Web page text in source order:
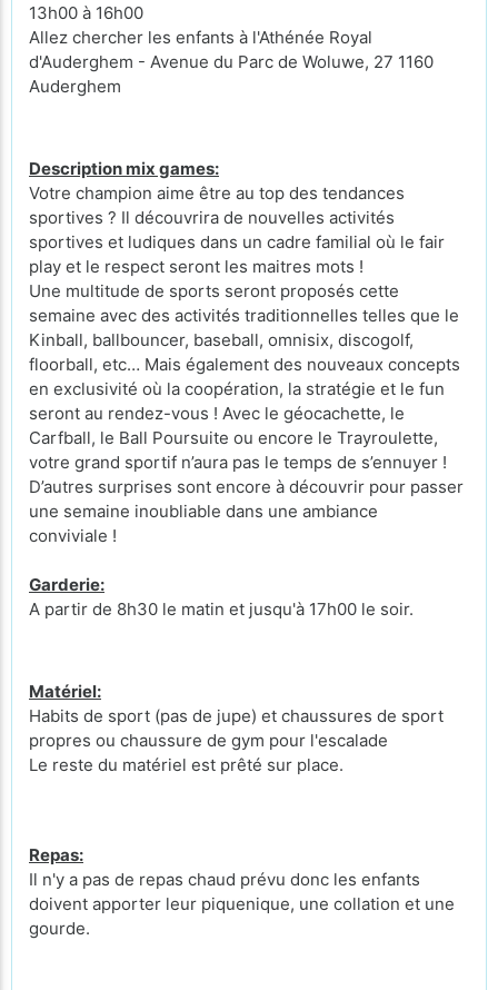
13h00 à 16h00
Allez chercher les enfants à l'Athénée Royal
d'Auderghem - Avenue du Parc de Woluwe, 27 1160
Auderghem
Description mix games:
Votre champion aime être au top des tendances
sportives ? Il découvrira de nouvelles activités
sportives et ludiques dans un cadre familial où le fair
play et le respect seront les maitres mots !
Une multitude de sports seront proposés cette
semaine avec des activités traditionnelles telles que le
Kinball, ballbouncer, baseball, omnisix, discogolf,
floorball, etc… Mais également des nouveaux concepts
en exclusivité où la coopération, la stratégie et le fun
seront au rendez-vous ! Avec le géocachette, le
Carfball, le Ball Poursuite ou encore le Trayroulette,
votre grand sportif n’aura pas le temps de s’ennuyer !
D’autres surprises sont encore à découvrir pour passer
une semaine inoubliable dans une ambiance
conviviale !
Garderie:
A partir de 8h30 le matin et jusqu'à 17h00 le soir.
Matériel:
Habits de sport (pas de jupe) et chaussures de sport
propres ou chaussure de gym pour l'escalade
Le reste du matériel est prêté sur place.
Repas:
Il n'y a pas de repas chaud prévu donc les enfants
doivent apporter leur piquenique, une collation et une
gourde.